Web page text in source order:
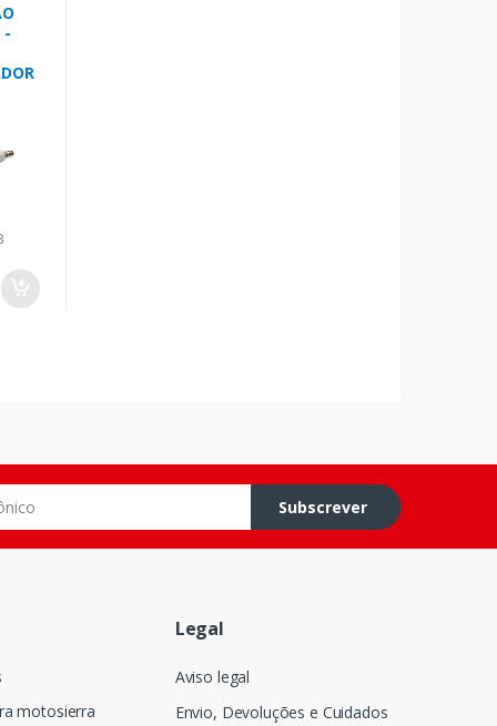
-
Subscrever
motosierra
Legal
Aviso legal
Envio, Devoluções e Cuidados